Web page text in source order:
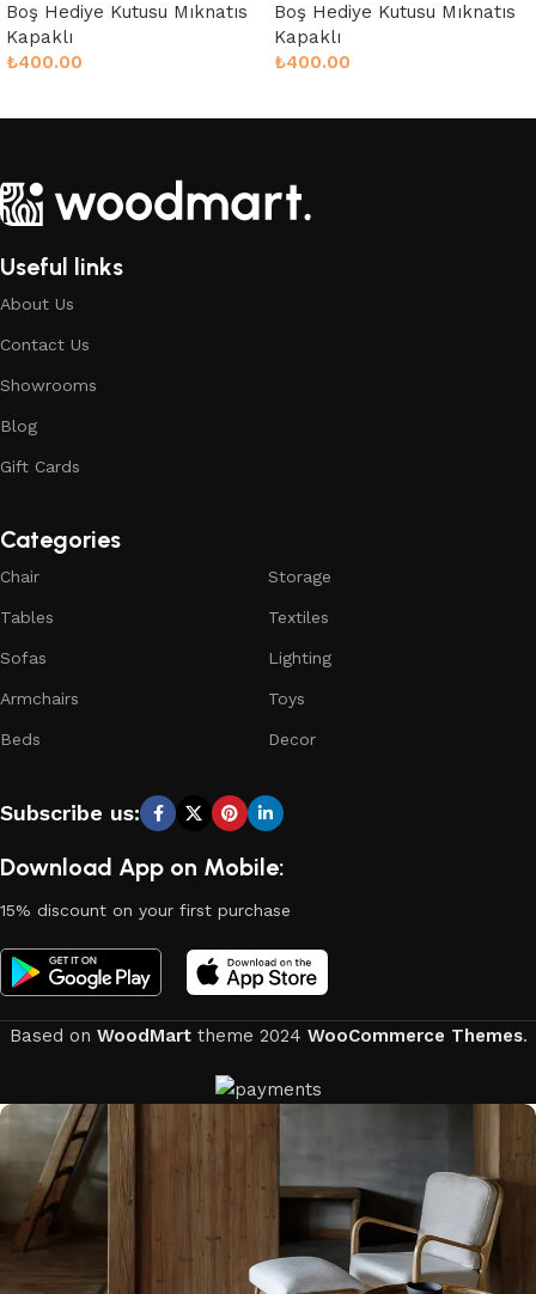
Boş Hediye Kutusu Mıknatıs
Kapaklı
₺400.00
Boş Hediye Kutusu Mıknatıs
Kapaklı
₺400.00
Useful links
About Us
Contact Us
Showrooms
Blog
Gift Cards
Categories
Chair
Tables
Sofas
Armchairs
Beds
Storage
Textiles
Lighting
Toys
Decor
Subscribe us:
Download App on Mobile:
15% discount on your first purchase
Based on WoodMarttheme 2024 WooCommerce Themes.